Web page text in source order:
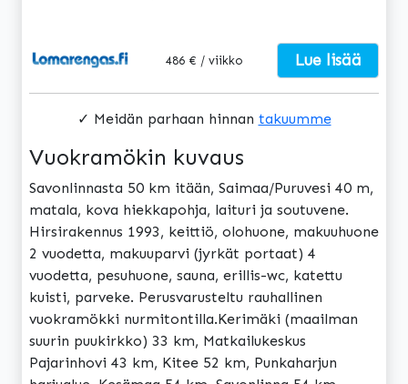
486 € / viikko Lue lisää
✓ Meidän parhaan hinnan takuumme
Vuokramökin kuvaus
Savonlinnasta 50 km itään, Saimaa/Puruvesi 40 m,
matala, kova hiekkapohja, laituri ja soutuvene.
Hirsirakennus 1993, keittiö, olohuone, makuuhuone
2 vuodetta, makuuparvi (jyrkät portaat) 4
vuodetta, pesuhuone, sauna, erillis-wc, katettu
kuisti, parveke. Perusvarusteltu rauhallinen
vuokramökki nurmitontilla.Kerimäki (maailman
suurin puukirkko) 33 km, Matkailukeskus
Pajarinhovi 43 km, Kitee 52 km, Punkaharjun